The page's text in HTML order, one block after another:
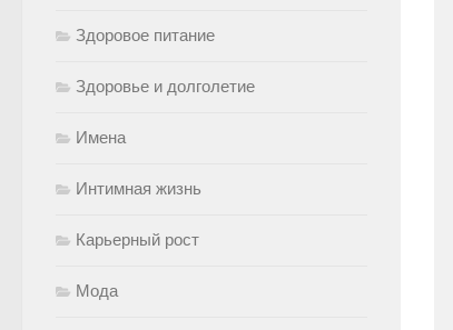
Здоровое питание
Здоровье и долголетие
Имена
Интимная жизнь
Карьерный рост
Мода